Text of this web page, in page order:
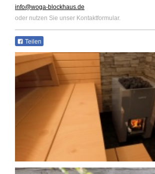
info@woga-blockhaus.de
oder nutzen Sie unser Kontaktformular.
Teilen